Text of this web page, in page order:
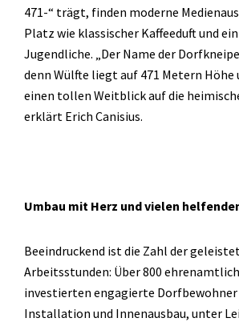
471-“ trägt, finden moderne
Platz wie klassischer Kaffeeduft und
Jugendliche. „Der Name der
denn Wülfte liegt auf 471 Metern Höhe
einen tollen Weitblick auf die
erklärt Erich Canisius.
Umbau mit Herz und vielen
Beeindruckend ist die Zahl der
Arbeitsstunden: Über 800
investierten engagierte Dorfbewohner
Installation und Innenausbau, unter